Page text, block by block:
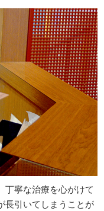
丁寧な治療を心がけて
長引いてしまうことが